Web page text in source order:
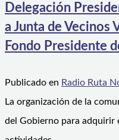
Delegación
a Junta de Vecinos
Fondo Presidente
Publicado en Radio Ruta
La organización de la
del Gobierno para adquirir